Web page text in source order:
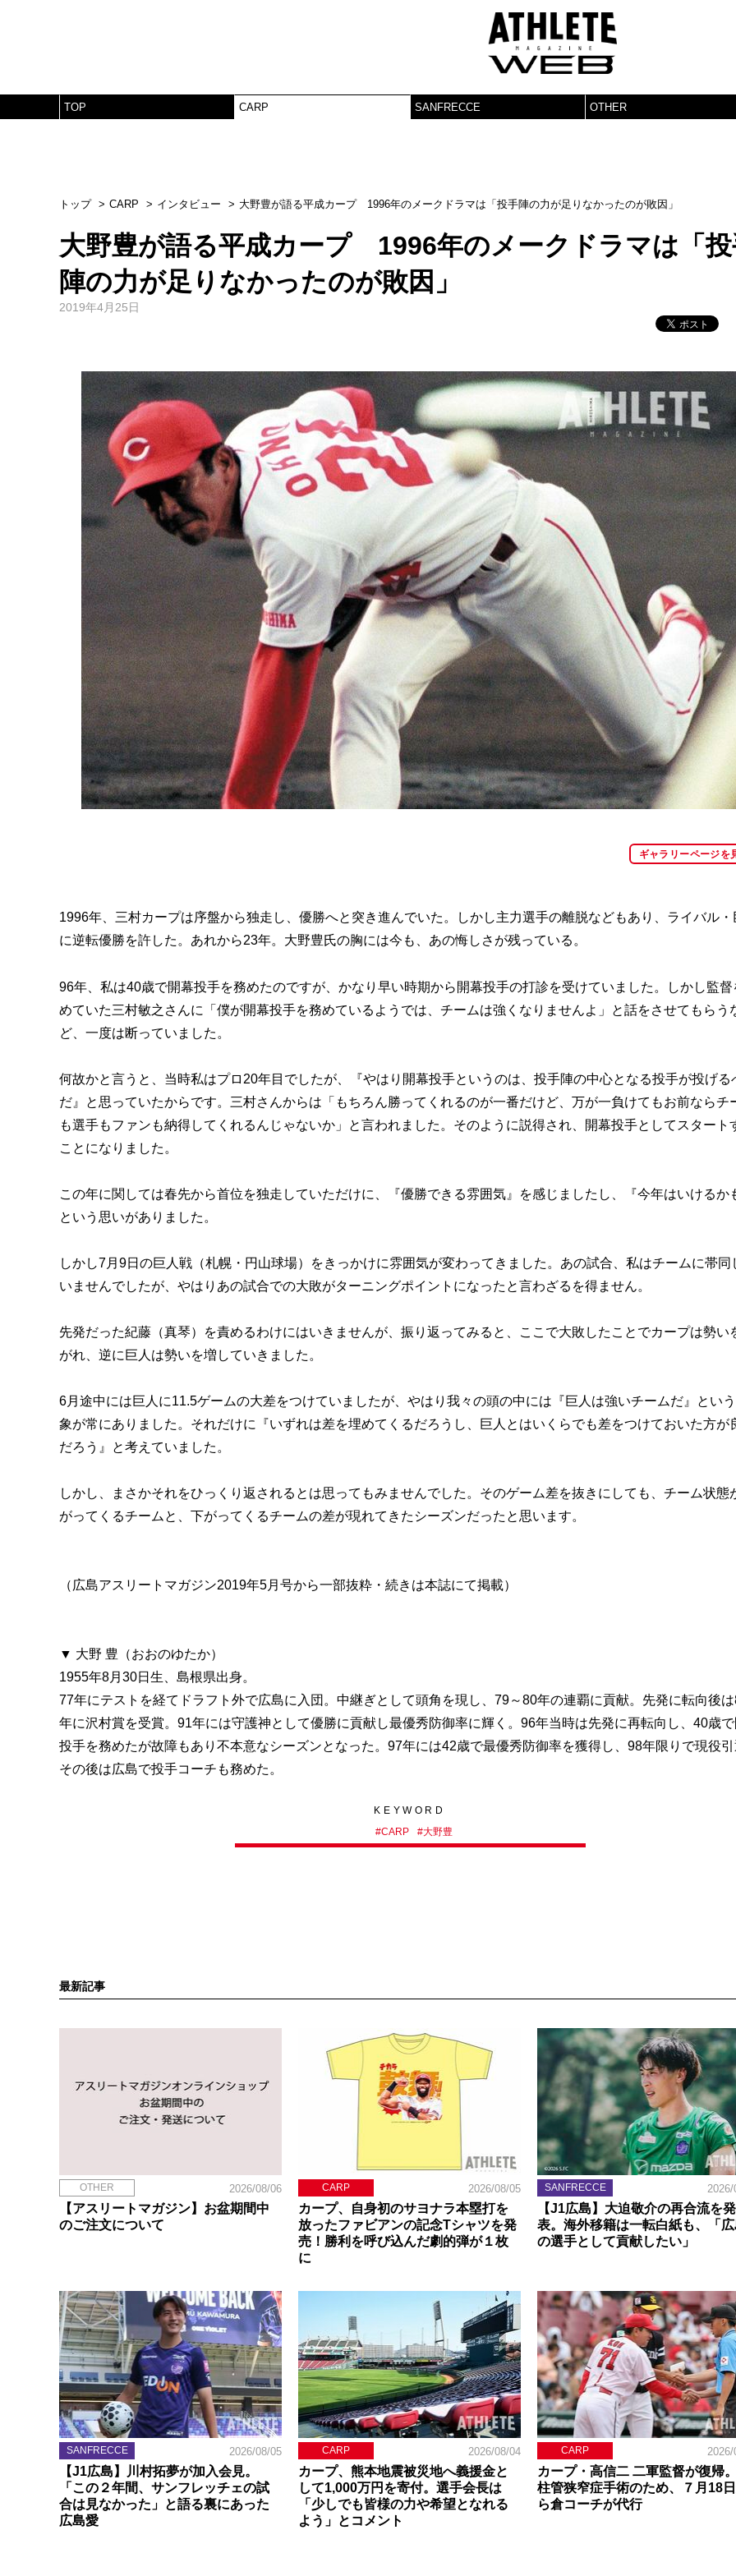
TOP CARP SANFRECCE OTHER
トップ CARP インタビュー 大野豊が語る平成カープ 1996年のメークドラマは「投手陣の力が足りなかったのが敗因」
大野豊が語る平成カープ 1996年のメークドラマは「
陣の力が足りなかったのが敗因」
2019年4月25日
ギャラリーページを
1996年、三村カープは序盤から独走し、優勝へと突き進んでいた。しかし主力選手の離脱などもあり、ライバル・
に逆転優勝を許した。あれから23年。大野豊氏の胸には今も、あの悔しさが残っている。
96年、私は40歳で開幕投手を務めたのですが、かなり早い時期から開幕投手の打診を受けていました。しかし監督
めていた三村敏之さんに「僕が開幕投手を務めているようでは、チームは強くなりませんよ」と話をさせてもらう
ど、一度は断っていました。
何故かと言うと、当時私はプロ20年目でしたが、『やはり開幕投手というのは、投手陣の中心となる投手が投げる
だ』と思っていたからです。三村さんからは「もちろん勝ってくれるのが一番だけど、万が一負けてもお前ならチ
も選手もファンも納得してくれるんじゃないか」と言われました。そのように説得され、開幕投手としてスタート
ことになりました。
この年に関しては春先から首位を独走していただけに、『優勝できる雰囲気』を感じましたし、『今年はいけるか
という思いがありました。
しかし7月9日の巨人戦（札幌・円山球場）をきっかけに雰囲気が変わってきました。あの試合、私はチームに帯同
いませんでしたが、やはりあの試合での大敗がターニングポイントになったと言わざるを得ません。
先発だった紀藤（真琴）を責めるわけにはいきませんが、振り返ってみると、ここで大敗したことでカープは勢い
がれ、逆に巨人は勢いを増していきました。
6月途中には巨人に11.5ゲームの大差をつけていましたが、やはり我々の頭の中には『巨人は強いチームだ』とい
象が常にありました。それだけに『いずれは差を埋めてくるだろうし、巨人とはいくらでも差をつけておいた方が
だろう』と考えていました。
しかし、まさかそれをひっくり返されるとは思ってもみませんでした。そのゲーム差を抜きにしても、チーム状態
がってくるチームと、下がってくるチームの差が現れてきたシーズンだったと思います。
（広島アスリートマガジン2019年5月号から一部抜粋・続きは本誌にて掲載）
▼ 大野 豊（おおのゆたか）
1955年8月30日生、島根県出身。
77年にテストを経てドラフト外で広島に入団。中継ぎとして頭角を現し、79～80年の連覇に貢献。先発に転向後
年に沢村賞を受賞。91年には守護神として優勝に貢献し最優秀防御率に輝く。96年当時は先発に再転向し、40歳
投手を務めたが故障もあり不本意なシーズンとなった。97年には42歳で最優秀防御率を獲得し、98年限りで現役引
その後は広島で投手コーチも務めた。
KEYWORD
#CARP #大野豊
最新記事
OTHER 2026/08/06
【アスリートマガジン】お盆期間中
のご注文について
CARP 2026/08/05
カープ、自身初のサヨナラ本塁打を
放ったファビアンの記念Tシャツを発
売！勝利を呼び込んだ劇的弾が１枚
に
SANFRECCE
【J1広島】大迫敬介の再合流を発
表。海外移籍は一転白紙も、「広
の選手として貢献したい」
SANFRECCE 2026/08/05
【J1広島】川村拓夢が加入会見。
「この２年間、サンフレッチェの試
合は見なかった」と語る裏にあった
広島愛
CARP 2026/08/04
カープ、熊本地震被災地へ義援金と
して1,000万円を寄付。選手会長は
「少しでも皆様の力や希望となれる
よう」とコメント
CARP
カープ・高信二 二軍監督が復帰
柱管狭窄症手術のため、７月18
ら倉コーチが代行